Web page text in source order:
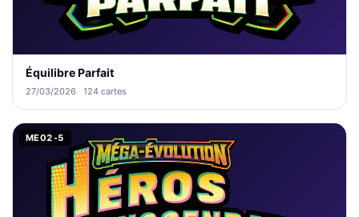
Équilibre Parfait
27/03/2026 124 cartes
ME02-5